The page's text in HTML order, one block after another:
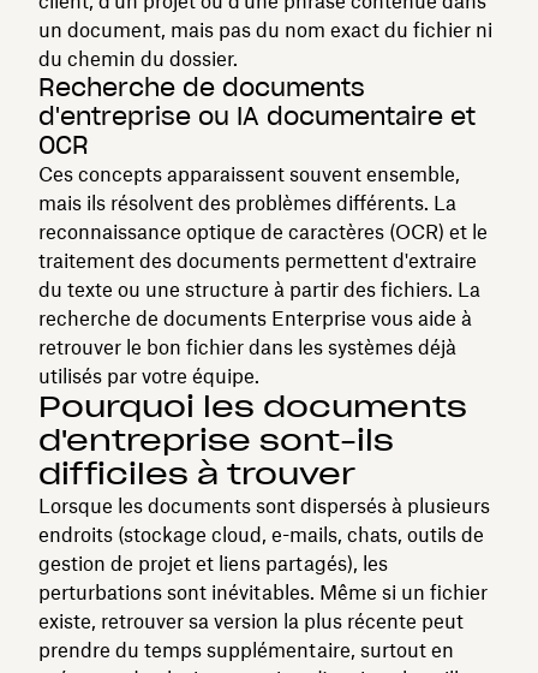
un document, mais pas du nom exact du fichier ni
du chemin du dossier.
Recherche de documents
d'entreprise ou IA documentaire et
OCR
Ces concepts apparaissent souvent ensemble,
mais ils résolvent des problèmes différents. La
reconnaissance optique de caractères (OCR) et le
traitement des documents permettent d'extraire
du texte ou une structure à partir des fichiers. La
recherche de documents Enterprise vous aide à
retrouver le bon fichier dans les systèmes déjà
utilisés par votre équipe.
Pourquoi les documents
d'entreprise sont-ils
difficiles à trouver
Lorsque les documents sont dispersés à plusieurs
endroits (stockage cloud, e-mails, chats, outils de
gestion de projet et liens partagés), les
perturbations sont inévitables. Même si un fichier
existe, retrouver sa version la plus récente peut
prendre du temps supplémentaire, surtout en